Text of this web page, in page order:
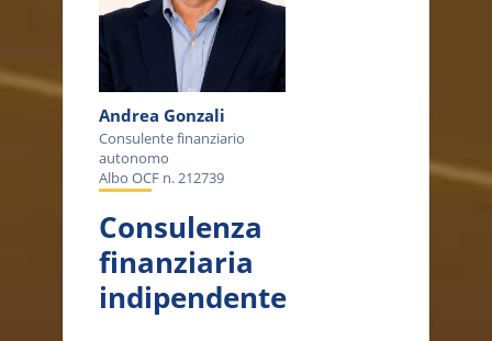
Andrea Gonzali
Consulente finanziario
autonomo
Albo OCF n. 212739
Consulenza
finanziaria
indipendente